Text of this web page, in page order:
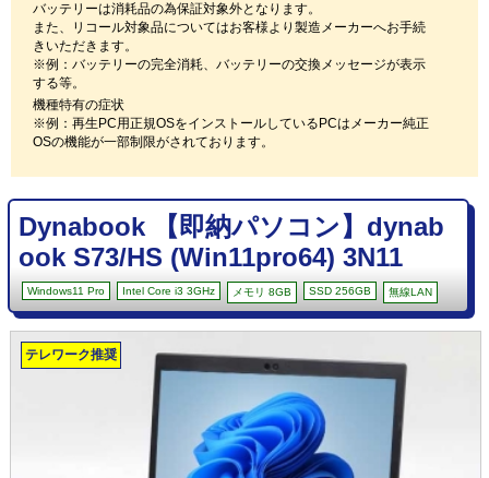
バッテリーは消耗品の為保証対象外となります。
また、リコール対象品についてはお客様より製造メーカーへお手続
きいただきます。
※例：バッテリーの完全消耗、バッテリーの交換メッセージが表示
する等。
機種特有の症状
※例：再生PC用正規OSをインストールしているPCはメーカー純正
OSの機能が一部制限がされております。
Dynabook 【即納パソコン】dynab
ook S73/HS (Win11pro64) 3N11
Windows11 Pro Intel Core i3 3GHz メモリ 8GB SSD 256GB 無線LAN
テレワーク推奨